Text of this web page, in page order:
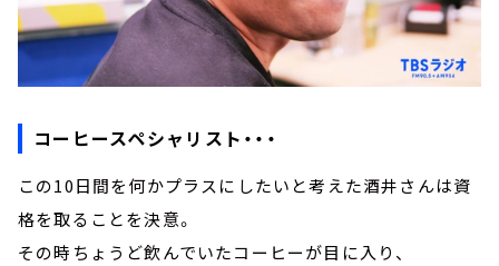
コーヒースペシャリスト・・・
この10日間を何かプラスにしたいと考えた酒井さんは資
格を取ることを決意。
その時ちょうど飲んでいたコーヒーが目に入り、